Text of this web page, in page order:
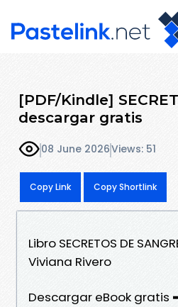
[PDF/Kindle]
descargar gratis
08 June 2026Views: 51
Copy Link Copy Shortlink
Libro SECRETOS DE
Viviana Rivero
Descargar eBook gratis